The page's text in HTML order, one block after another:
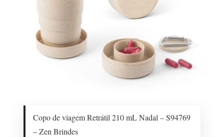
Copo de viagem Retrátil 210 mL Nadal – S94769
– Zen Brindes